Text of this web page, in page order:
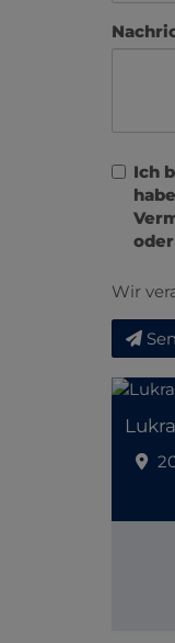
Ich
Wir